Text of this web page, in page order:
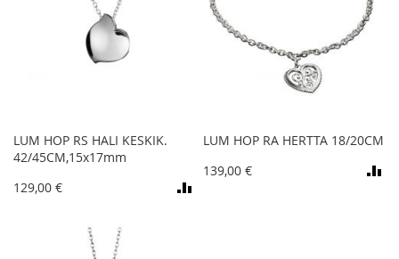
LUM HOP RS HALI KESKIK.
42/45CM,15x17mm
129,00 €
LUM HOP RA HERTTA 18/20CM
139,00 €